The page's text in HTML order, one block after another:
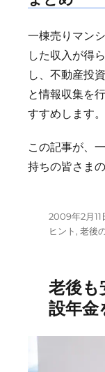
一棟売りマン
した収入が得
し、不動産投
と情報収集を
すすめします。
この記事が、
持ちの皆さま
投
稿
2009年2月11
ヒント ,老後
老後も
設年金